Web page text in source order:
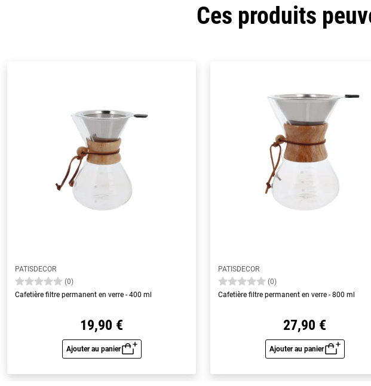
Ces produits
PATISDECOR
(0)
Cafetière filtre permanent en verre - 400 ml
19,90 €
Ajouter au panier
Aperçu rapide
PATISDECOR
(0)
Cafetière filtre permanent en verre - 800 ml
27,90 €
Ajouter au panier
Aperçu rapide